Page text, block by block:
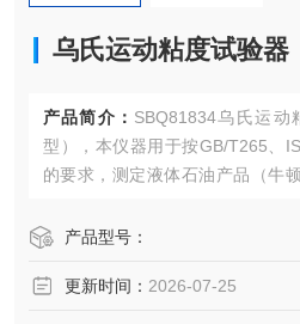
乌氏运动粘度试验器
产品简介： SBQ81834乌氏运
型），本仪器用于按GB/T265、
的要求，测定液体石油产品（牛
恒定温度下测得的运动粘度与同
采用智能测控系统，轻触键设定
产品型号：
更新时间： 2026-07-25